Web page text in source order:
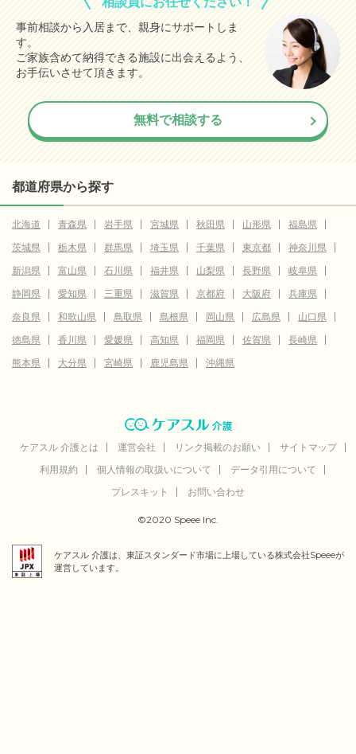
事前相談から入居まで、親身にサポートしま
す。
ご家族含めて納得できる施設に出会えるよう、
お手伝いさせて頂きます。
無料で相談する
都道府県から探す
北海道 青森県 岩手県 宮城県 秋田県 山形県
福島県
茨城県
栃木県 群馬県 埼玉県 千葉県 東京都
神奈川県
新潟県
富山県 石川県 福井県 山梨県 長野県
岐阜県
静岡県
愛知県 三重県 滋賀県 京都府 大阪府
兵庫県
奈良県
和歌山県 鳥取県 島根県 岡山県 広島県
山口県
徳島県
香川県 愛媛県 高知県 福岡県 佐賀県
長崎県
熊本県
大分県 宮崎県 鹿児島県 沖縄県
ケアスル 介護とは 運営会社 リンク掲載のお願い
サイトマップ
利用規約
個人情報の取扱いについて
データ引用について
プレスキット
お問い合わせ
©2020 Speee Inc.
ケアスル 介護は、東証スタンダード市場に上場している株式会社Speeeが
運営しています。